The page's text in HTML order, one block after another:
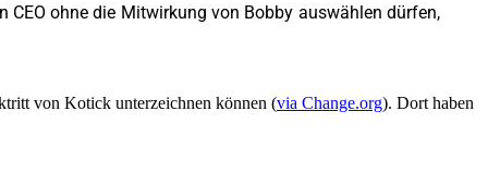
ohne die Mitwirkung von Bobby auswählen dürfen,
von Kotick unterzeichnen können (via Change.org). Dort haben